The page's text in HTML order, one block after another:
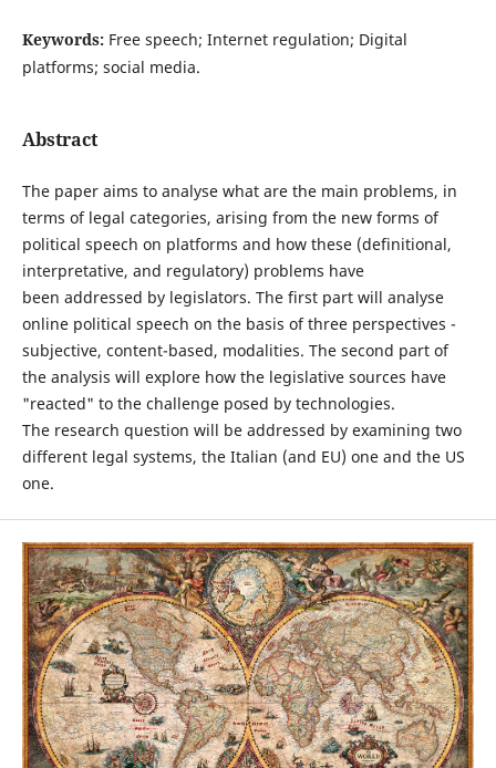
Keywords: Free speech; Internet regulation; Digital
platforms; social media.
Abstract
The paper aims to analyse what are the main problems, in
terms of legal categories, arising from the new forms of
political speech on platforms and how these (definitional,
interpretative, and regulatory) problems have
been addressed by legislators. The first part will analyse
online political speech on the basis of three perspectives -
subjective, content-based, modalities. The second part of
the analysis will explore how the legislative sources have
"reacted" to the challenge posed by technologies.
The research question will be addressed by examining two
different legal systems, the Italian (and EU) one and the US
one.